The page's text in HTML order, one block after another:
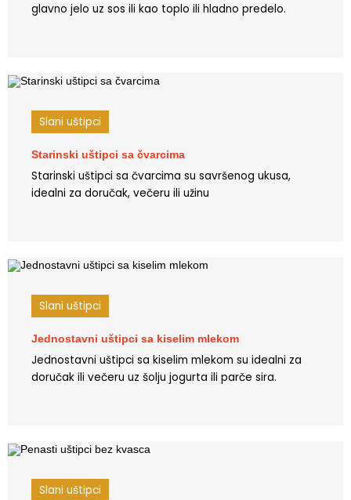
glavno jelo uz sos ili kao toplo ili hladno predelo.
Slani uštipci
Starinski uštipci sa čvarcima
Starinski uštipci sa čvarcima su savršenog ukusa,
idealni za doručak, večeru ili užinu
Slani uštipci
Jednostavni uštipci sa kiselim mlekom
Jednostavni uštipci sa kiselim mlekom su idealni za
doručak ili večeru uz šolju jogurta ili parče sira.
Slani uštipci